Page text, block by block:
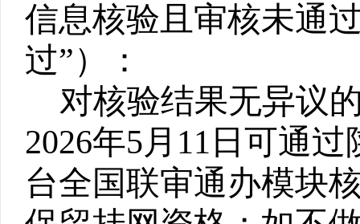
信息核验且审核未通
过”）：
对核验结果无异议
2026年5月11日 可通过
台全国联审通办模块